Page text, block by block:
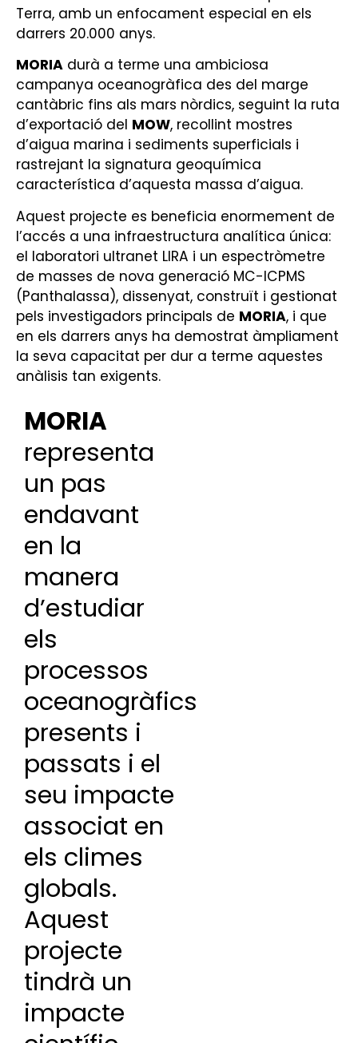
Terra, amb un enfocament especial en els
darrers 20.000 anys.
MORIA durà a terme una ambiciosa
campanya oceanogràfica des del marge
cantàbric fins als mars nòrdics, seguint la ruta
d’exportació del MOW, recollint mostres
d’aigua marina i sediments superficials i
rastrejant la signatura geoquímica
característica d’aquesta massa d’aigua.
Aquest projecte es beneficia enormement de
l’accés a una infraestructura analítica única:
el laboratori ultranet LIRA i un espectròmetre
de masses de nova generació MC-ICPMS
(Panthalassa), dissenyat, construït i gestionat
pels investigadors principals de MORIA, i que
en els darrers anys ha demostrat àmpliament
la seva capacitat per dur a terme aquestes
anàlisis tan exigents.
MORIA
representa
un pas
endavant
en la
manera
d’estudiar
els
processos
oceanogràfics
presents i
passats i el
seu impacte
associat en
els climes
globals.
Aquest
projecte
tindrà un
impacte